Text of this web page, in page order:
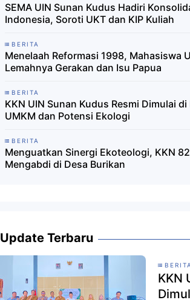
SEMA UIN Sunan Kudus Hadiri
Indonesia, Soroti UKT dan KIP Kuliah
BERITA
Menelaah Reformasi 1998, Mahasiswa
Lemahnya Gerakan dan Isu Papua
BERITA
KKN UIN Sunan Kudus Resmi Dimulai
UMKM dan Potensi Ekologi
BERITA
Menguatkan Sinergi Ekoteologi, KKN
Mengabdi di Desa Burikan
Update Terbaru
BERITA
KKN